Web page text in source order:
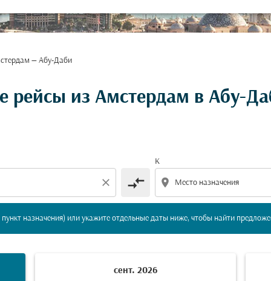
— Абу-Даби
рейсы из Амстердам в Абу-
close compare_arrows
К
location_on
назначения) или укажите отдельные даты ниже, чтобы найти
и/или пункт назначения) или укажите
сент. 2026